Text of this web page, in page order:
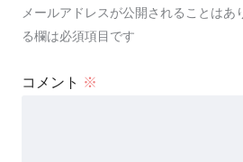
メールアドレスが公開されることはあ
る欄は必須項目です
コメント ※